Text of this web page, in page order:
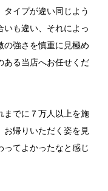
イプが違い同じよう
いも違い、それによっ
の強さを慎重に見極め
ある当店へお任せくだ
までに７万人以上を施
お帰りいただく姿を見
ってよかったなと感じ